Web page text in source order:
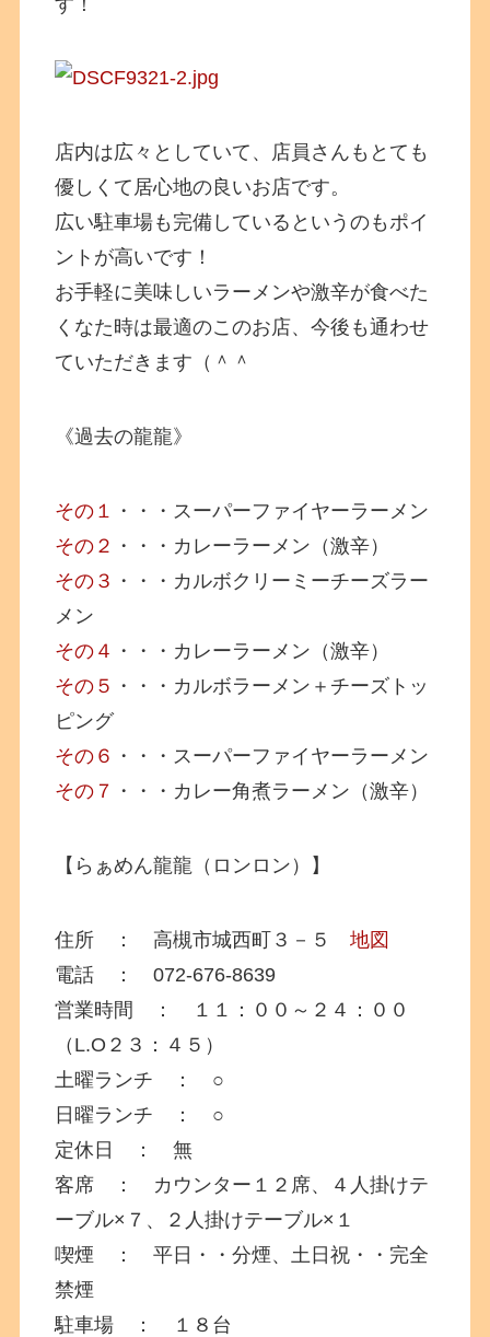
店内は広々としていて、店員さんもとても
優しくて居心地の良いお店です。
広い駐車場も完備しているというのもポイ
ントが高いです！
お手軽に美味しいラーメンや激辛が食べた
くなた時は最適のこのお店、今後も通わせ
ていただきます（＾＾
《過去の龍龍》
その１ ・・・スーパーファイヤーラーメン
その２ ・・・カレーラーメン（激辛）
その３ ・・・カルボクリーミーチーズラー
メン
その４ ・・・カレーラーメン（激辛）
その５ ・・・カルボラーメン＋チーズトッ
ピング
その６ ・・・スーパーファイヤーラーメン
その７ ・・・カレー角煮ラーメン（激辛）
【らぁめん龍龍（ロンロン）】
住所 ： 高槻市城西町３－５地図
電話 ： 072-676-8639
営業時間 ： １１：００～２４：００
（L.O２３：４５）
土曜ランチ ： ○
日曜ランチ ： ○
定休日 ： 無
客席 ： カウンター１２席、４人掛けテ
ーブル×７、２人掛けテーブル×１
喫煙 ： 平日・・分煙、土日祝・・完全
禁煙
駐車場 ： １８台